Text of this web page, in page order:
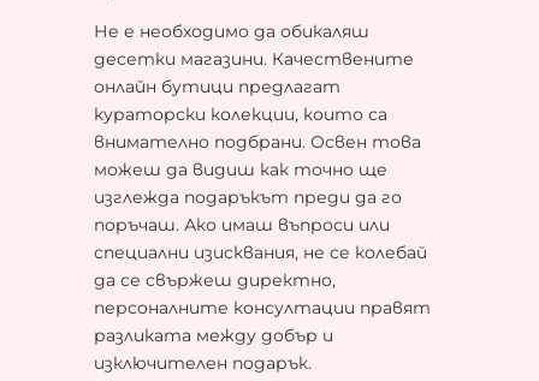
Не е необходимо да обикаляш
десетки магазини. Качествените
онлайн бутици предлагат
кураторски колекции, които са
внимателно подбрани. Освен това
можеш да видиш как точно ще
изглежда подаръкът преди да го
поръчаш. Ако имаш въпроси или
специални изисквания, не се колебай
да се свържеш директно,
персоналните консултации правят
разликата между добър и
изключителен подарък.